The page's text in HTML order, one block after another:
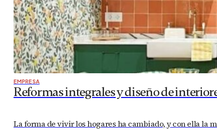
EMPRESA
Reformas integrales y diseño de
La forma de vivir los hogares ha cambiado, y con ella la